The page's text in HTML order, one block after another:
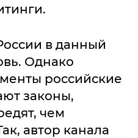
в данный
Однако
российские
законы,
чем
автор канала